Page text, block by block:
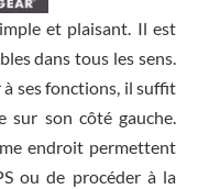
et plaisant. Il est
dans tous les sens.
ses fonctions, il suffit
sur son côté gauche.
endroit permettent
ou de procéder à la